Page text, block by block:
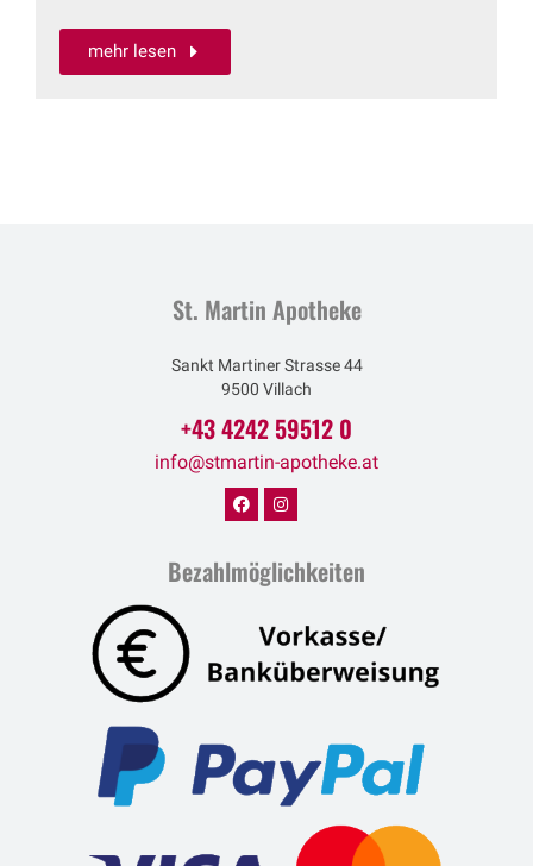
mehr lesen
St. Martin Apotheke
Sankt Martiner Strasse 44
9500 Villach
+43 4242 59512 0
info@stmartin-apotheke.at
Bezahlmöglichkeiten